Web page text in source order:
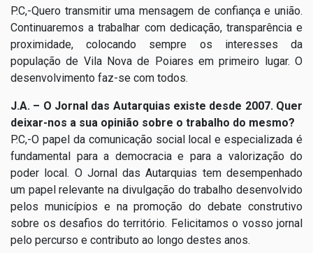
P.C,-Quero transmitir uma mensagem de confiança e união.
Continuaremos a trabalhar com dedicação, transparência e
proximidade, colocando sempre os interesses da
população de Vila Nova de Poiares em primeiro lugar. O
desenvolvimento faz-se com todos.
J.A. – O Jornal das Autarquias existe desde 2007. Quer
deixar-nos a sua opinião sobre o trabalho do mesmo?
P.C,-O papel da comunicação social local e especializada é
fundamental para a democracia e para a valorização do
poder local. O Jornal das Autarquias tem desempenhado
um papel relevante na divulgação do trabalho desenvolvido
pelos municípios e na promoção do debate construtivo
sobre os desafios do território. Felicitamos o vosso jornal
pelo percurso e contributo ao longo destes anos.